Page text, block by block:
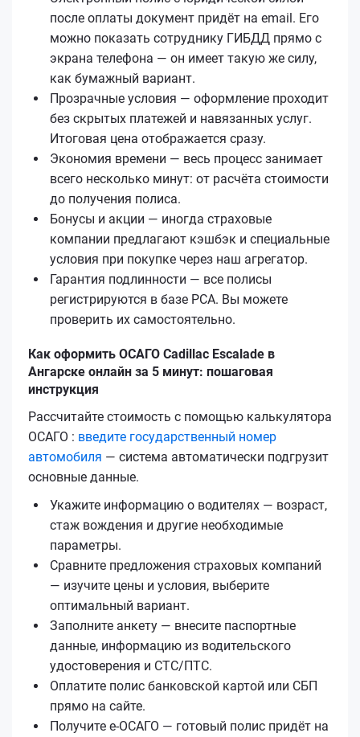
после оплаты документ придёт на email. Его
можно показать сотруднику ГИБДД прямо с
экрана телефона — он имеет такую же силу,
как бумажный вариант.
Прозрачные условия — оформление проходит
без скрытых платежей и навязанных услуг.
Итоговая цена отображается сразу.
Экономия времени — весь процесс занимает
всего несколько минут: от расчёта стоимости
до получения полиса.
Бонусы и акции — иногда страховые
компании предлагают кэшбэк и специальные
условия при покупке через наш агрегатор.
Гарантия подлинности — все полисы
регистрируются в базе РСА. Вы можете
проверить их самостоятельно.
Как оформить ОСАГО Cadillac Escalade в
Ангарске онлайн за 5 минут: пошаговая
инструкция
Рассчитайте стоимость с помощью калькулятора
ОСАГО : введите государственный номер
автомобиля — система автоматически подгрузит
основные данные.
Укажите информацию о водителях — возраст,
стаж вождения и другие необходимые
параметры.
Сравните предложения страховых компаний
— изучите цены и условия, выберите
оптимальный вариант.
Заполните анкету — внесите паспортные
данные, информацию из водительского
удостоверения и СТС/ПТС.
Оплатите полис банковской картой или СБП
прямо на сайте.
Получите е‑ОСАГО — готовый полис придёт на